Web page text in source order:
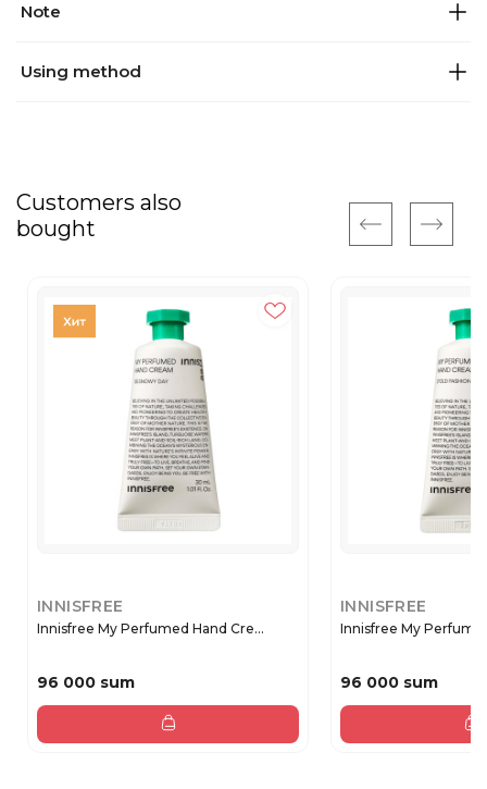
Note
Using method
Customers also
bought
INNISFREE
Innisfree My Perfumed Hand Cre...
96 000 sum
INNISFREE
Innisfree My
96 000 sum